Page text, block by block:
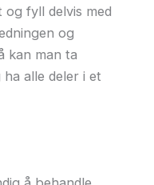
fyll delvis med
og
kan man ta
alle deler i et